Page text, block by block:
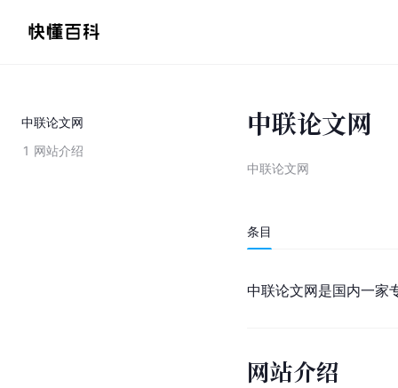
中联论文网
1 网站介绍
中联论文网
中联论文网
条目
中联论文网是国内一家
网站介绍